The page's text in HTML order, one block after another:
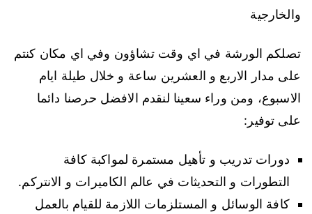
والخارجية
تصلكم الورشة في اي وقت تشاؤون وفي اي مكان كنتم
على مدار الاربع و العشرين ساعة و خلال طيلة ايام
الاسبوع، ومن وراء سعينا لنقدم الافضل حرصنا دائما
على توفير:
دورات تدريب و تأهيل مستمرة لمواكبة كافة
التطورات و التحديثات في عالم الكاميرات و الانتركم.
كافة الوسائل و المستلزمات اللازمة للقيام بالعمل